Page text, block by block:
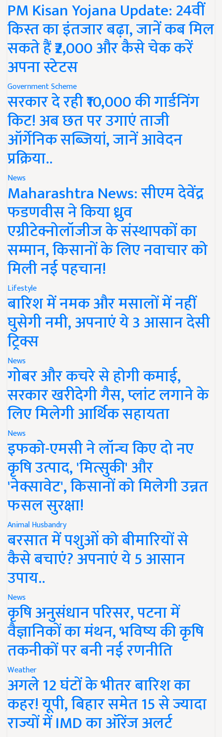
PM Kisan Yojana Update: 24वीं
किस्त का इंतजार बढ़ा, जानें कब मिल
सकते हैं ₹2,000 और कैसे चेक करें
अपना स्टेटस
Government Scheme
सरकार दे रही ₹10,000 की गार्डनिंग
किट! अब छत पर उगाएं ताजी
ऑर्गेनिक सब्जियां, जानें आवेदन
प्रक्रिया..
News
Maharashtra News: सीएम देवेंद्र
फडणवीस ने किया ध्रुव
एग्रीटेक्नोलॉजीज के संस्थापकों का
सम्मान, किसानों के लिए नवाचार को
मिली नई पहचान!
Lifestyle
बारिश में नमक और मसालों में नहीं
घुसेगी नमी, अपनाएं ये 3 आसान देसी
ट्रिक्स
News
गोबर और कचरे से होगी कमाई,
सरकार खरीदेगी गैस, प्लांट लगाने के
लिए मिलेगी आर्थिक सहायता
News
इफको-एमसी ने लॉन्च किए दो नए
कृषि उत्पाद, 'मित्सुकी' और
'नेक्सावेट', किसानों को मिलेगी उन्नत
फसल सुरक्षा!
Animal Husbandry
बरसात में पशुओं को बीमारियों से
कैसे बचाएं? अपनाएं ये 5 आसान
उपाय..
News
कृषि अनुसंधान परिसर, पटना में
वैज्ञानिकों का मंथन, भविष्य की कृषि
तकनीकों पर बनी नई रणनीति
Weather
अगले 12 घंटों के भीतर बारिश का
कहर! यूपी, बिहार समेत 15 से ज्यादा
राज्यों में IMD का ऑरेंज अलर्ट